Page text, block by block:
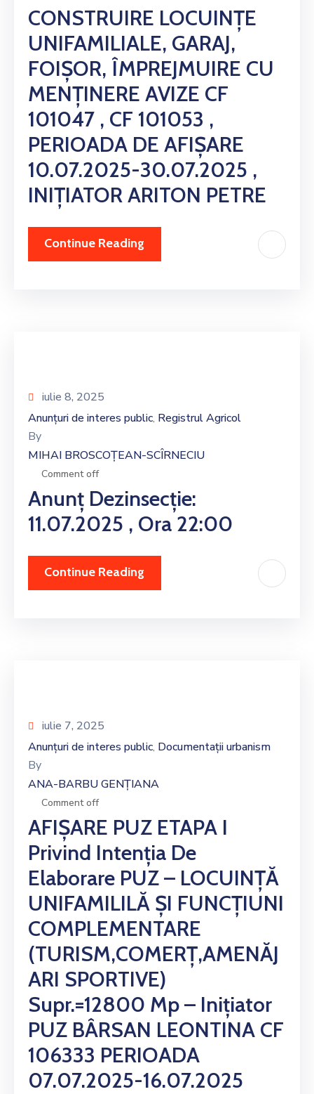
CONSTRUIRE LOCUINȚE
UNIFAMILIALE, GARAJ,
FOIȘOR, ÎMPREJMUIRE CU
MENȚINERE AVIZE CF
101047 , CF 101053 ,
PERIOADA DE AFIȘARE
10.07.2025-30.07.2025 ,
INIȚIATOR ARITON PETRE
Continue Reading
iulie 8, 2025
Anunțuri de interes public‚ Registrul Agricol
By
MIHAI BROSCOȚEAN-SCÎRNECIU
Comment off
Anunț Dezinsecție:
11.07.2025 , Ora 22:00
Continue Reading
iulie 7, 2025
Anunțuri de interes public‚ Documentații urbanism
By
ANA-BARBU GENȚIANA
Comment off
AFIȘARE PUZ ETAPA I
Privind Intenția De
Elaborare PUZ – LOCUINȚĂ
UNIFAMILILĂ ȘI FUNCȚIUNI
COMPLEMENTARE
(TURISM,COMERȚ,AMENĂJ
ARI SPORTIVE)
Supr.=12800 Mp – Inițiator
PUZ BÂRSAN LEONTINA CF
106333 PERIOADA
07.07.2025-16.07.2025